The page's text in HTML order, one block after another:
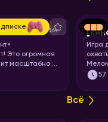
16+
Это огромная
масштабно.
из
Игра
57
Всё